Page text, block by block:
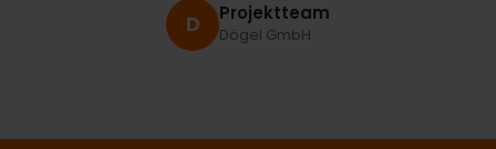
D
Projektteam
Dögel GmbH